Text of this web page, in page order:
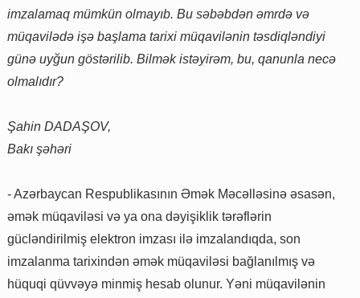
imzalamaq mümkün olmayıb. Bu səbəbdən əmrdə və
müqavilədə işə başlama tarixi müqavilənin təsdiqləndiyi
günə uyğun göstərilib. Bilmək istəyirəm, bu, qanunla necə
olmalıdır?
Şahin DADAŞOV,
Bakı şəhəri
- Azərbaycan Respublikasının Əmək Məcəlləsinə əsasən,
əmək müqaviləsi və ya ona dəyişiklik tərəflərin
gücləndirilmiş elektron imzası ilə imzalandıqda, son
imzalanma tarixindən əmək müqaviləsi bağlanılmış və
hüquqi qüvvəyə minmiş hesab olunur. Yəni müqavilənin